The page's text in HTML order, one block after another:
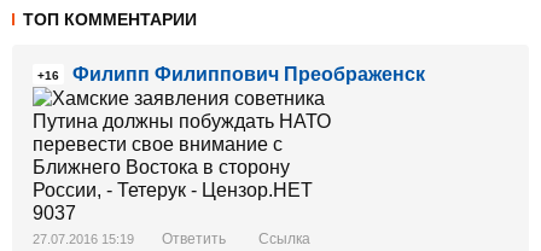
ТОП КОММЕНТАРИИ
+16 Филипп Филиппович Преображенск
27.07.2016 15:19 Ответить Ссылка